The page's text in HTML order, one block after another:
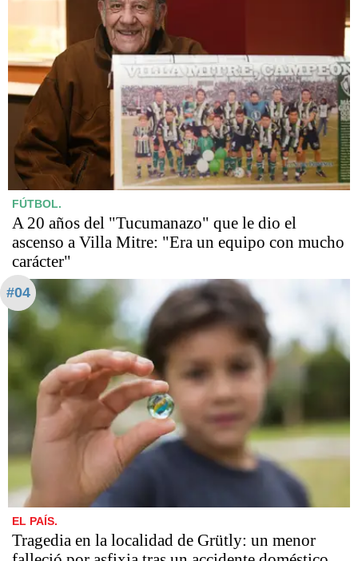
FÚTBOL.
A 20 años del "Tucumanazo" que le dio el
ascenso a Villa Mitre: "Era un equipo con mucho
carácter"
#04
EL PAÍS.
Tragedia en la localidad de Grütly: un menor